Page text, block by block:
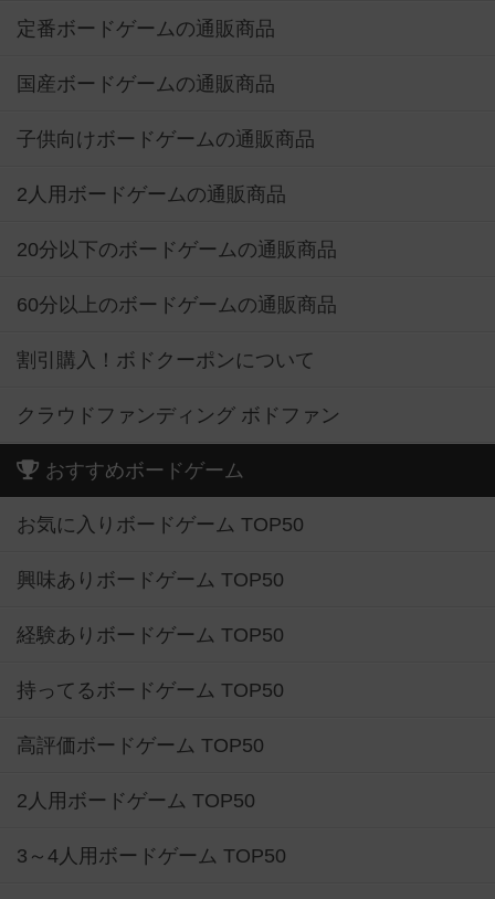
定番ボードゲームの通販商品
国産ボードゲームの通販商品
子供向けボードゲームの通販商品
2人用ボードゲームの通販商品
20分以下のボードゲームの通販商品
60分以上のボードゲームの通販商品
割引購入！ボドクーポンについて
クラウドファンディング ボドファン
おすすめボードゲーム
お気に入りボードゲーム TOP50
興味ありボードゲーム TOP50
経験ありボードゲーム TOP50
持ってるボードゲーム TOP50
高評価ボードゲーム TOP50
2人用ボードゲーム TOP50
3～4人用ボードゲーム TOP50